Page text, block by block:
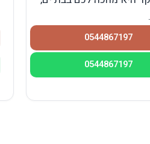
0544867197
0544867197